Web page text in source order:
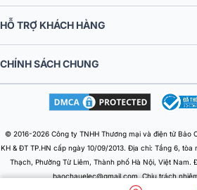
HỖ TRỢ KHÁCH HÀNG
CHÍNH SÁCH CHUNG
© 2016-2026 Công ty TNHH Thương mại và điện tử Bảo
KH & ĐT TP.HN cấp ngày 10/09/2013. Địa chỉ: Tầng 6, tòa
Thạch, Phường Từ Liêm, Thành phố Hà Nội, Việt Nam.
baochauelec@gmail.com. Chịu trách